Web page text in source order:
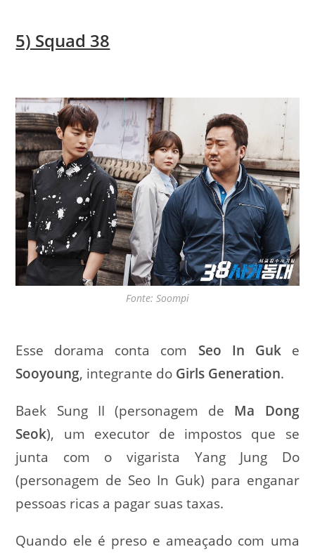
5) Squad 38
Fonte: Soompi
Esse dorama conta com Seo In Guke
Sooyoung, integrante do Girls Generation.
Baek Sung II (personagem de Ma Dong
Seok), um executor de impostos que se
junta com o vigarista Yang Jung Do
(personagem de Seo In Guk) para enganar
pessoas ricas a pagar suas taxas.
Quando ele é preso e ameaçado com uma